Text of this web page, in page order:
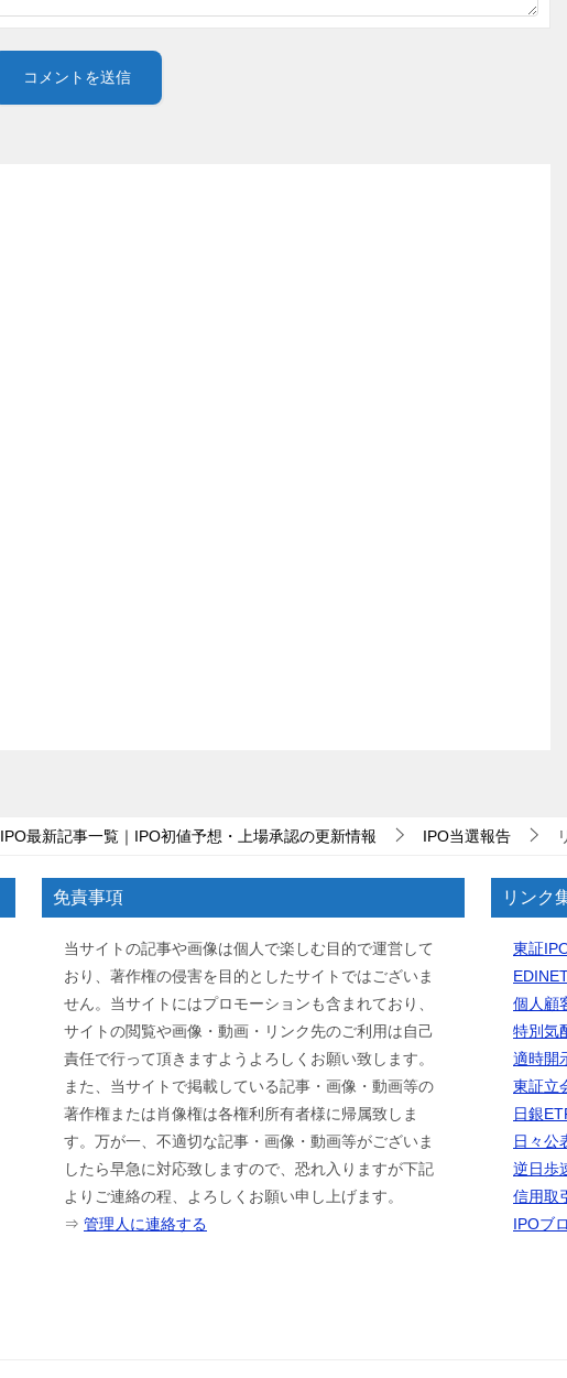
IPO最新記事一覧｜IPO初値予想・上場承認の更新情報 IPO当選報告
免責事項
当サイトの記事や画像は個人で楽しむ目的で運営して
おり、著作権の侵害を目的としたサイトではございま
せん。当サイトにはプロモーションも含まれており、
サイトの閲覧や画像・動画・リンク先のご利用は自己
責任で行って頂きますようよろしくお願い致します。
また、当サイトで掲載している記事・画像・動画等の
著作権または肖像権は各権利所有者様に帰属致しま
す。万が一、不適切な記事・画像・動画等がございま
したら早急に対応致しますので、恐れ入りますが下記
よりご連絡の程、よろしくお願い申し上げます。
⇒ 管理人に連絡する
リンク
東証
個人顧
特別気
適時開
東証立
日銀
日々公
逆日歩
信用取
IPOブ